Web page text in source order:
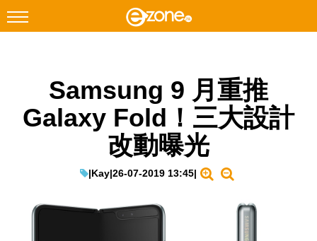
Facebook Instagram
科技焦點
Samsung 9 月重推
Galaxy Fold！三大設計
改動曝光
|Kay|26-07-2019 13:45|